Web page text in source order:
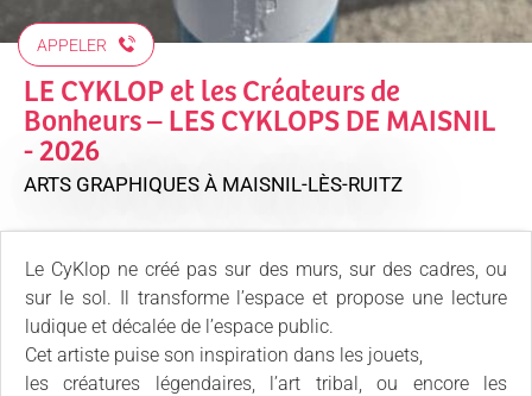
APPELER
LE CYKLOP et les Créateurs de
Bonheurs – LES CYKLOPS DE MAISNIL
- 2026
ARTS GRAPHIQUES À MAISNIL-LÈS-RUITZ
Le CyKlop ne créé pas sur des murs, sur des cadres, ou
sur le sol. Il transforme l’espace et propose une lecture
ludique et décalée de l’espace public.
Cet artiste puise son inspiration dans les jouets,
les créatures légendaires, l’art tribal, ou encore les